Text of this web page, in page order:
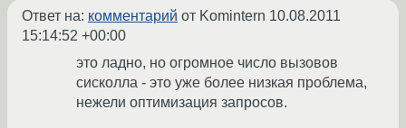
Ответ на: комментарий от Komintern 10.08.2011
15:14:52 +00:00
это ладно, но огромное число вызовов
сисколла - это уже более низкая проблема,
нежели оптимизация запросов.